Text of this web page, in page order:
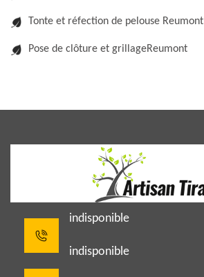
Tonte et réfection de pelouse Reumont
Pose de clôture et grillageReumont
indisponible
indisponible